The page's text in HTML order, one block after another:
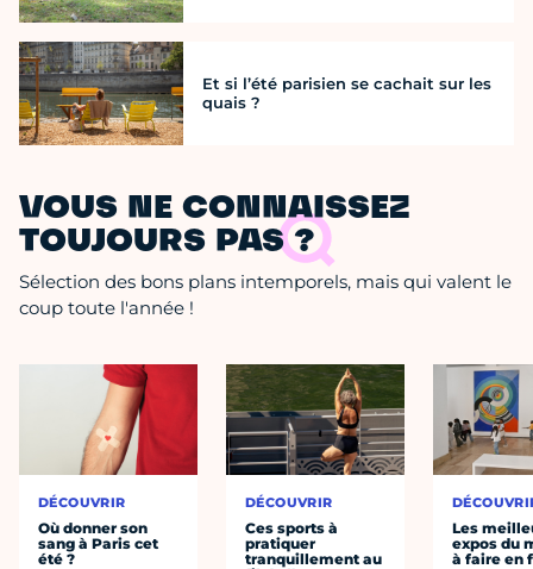
Et si l’été parisien se cachait sur les
quais ?
VOUS NE CONNAISSEZ
TOUJOURS PAS ?
Sélection des bons plans intemporels, mais qui valent le
coup toute l'année !
DÉCOUVRIR
Où donner son
sang à Paris cet
été ?
DÉCOUVRIR
Ces sports à
pratiquer
tranquillement au
Les
expos du
à faire en